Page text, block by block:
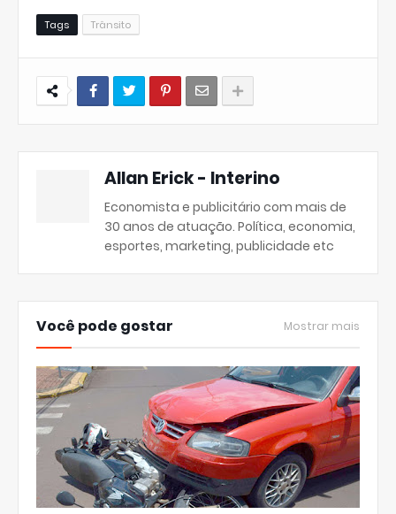
Tags Trânsito
Allan Erick - Interino
Economista e publicitário com mais de
30 anos de atuação. Política, economia,
esportes, marketing, publicidade etc
Você pode gostar Mostrar mais